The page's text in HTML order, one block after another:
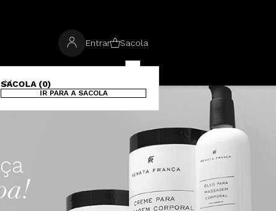
Entrar Sacola
SACOLA (0)
IR PARA A SACOLA